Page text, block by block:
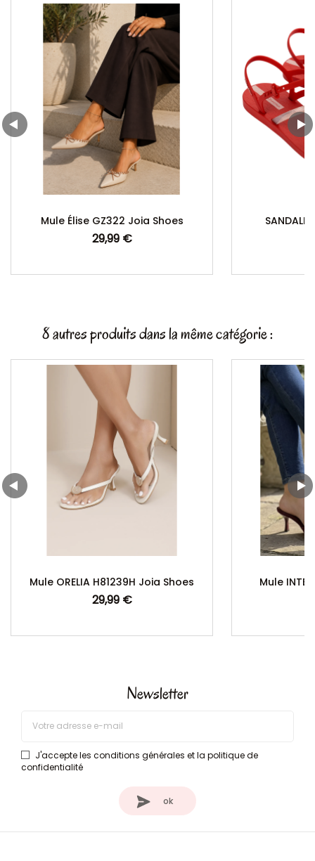
Mule Élise GZ322 Joia Shoes
Prix
29,99 €
8 autres produits dans la même catégorie :
Mule ORELIA H81239H Joia Shoes
Prix
29,99 €
Mule
Newsletter
J'accepte les conditions générales et la politique de
confidentialité